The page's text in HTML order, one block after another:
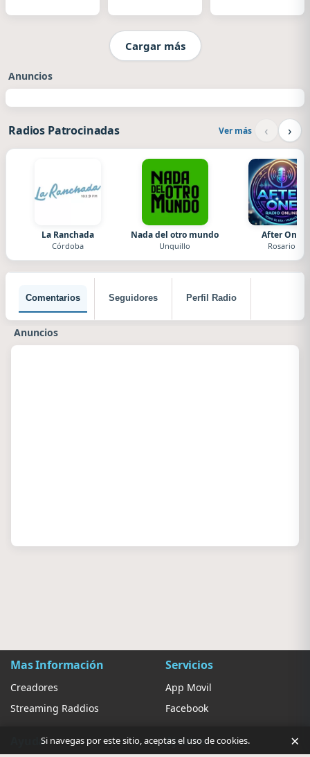
Cargar más
Anuncios
Radios Patrocinadas Ver más ‹ ›
La Ranchada
Córdoba
Nada del otro mundo
Unquillo
After One
Rosario
Comentarios Seguidores Perfil Radio
Anuncios
Mas Información
Creadores
Streaming Raddios
Servicios
App Movil
Facebook
Ayuda Ajustes
Si navegas por este sitio, aceptas el uso de cookies. ×